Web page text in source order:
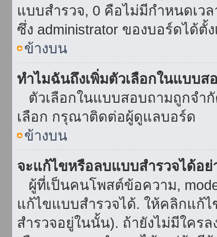
แบบสำรวจ, 0 คือไม่มีกำหนดเว
ซึ่ง administrator ของบอร์ดได้ตั้ง
ข้างบน
ทำไมฉันถึงเพิ่มตัวเลือกในแบบส
ตัวเลือกในแบบสอบถามถูกจำ
เลือก กรุณาติดต่อผู้ดูแลบอร์ด
ข้างบน
จะแก้ไขหรือลบแบบสำรวจได้อย่
ผู้ที่เป็นคนโพสต์ข้อความ,
แก้ไขแบบสำรวจได้. ให้คลิกแก้
สำรวจอยู่ในนั้น). ถ้ายังไม่มีใค